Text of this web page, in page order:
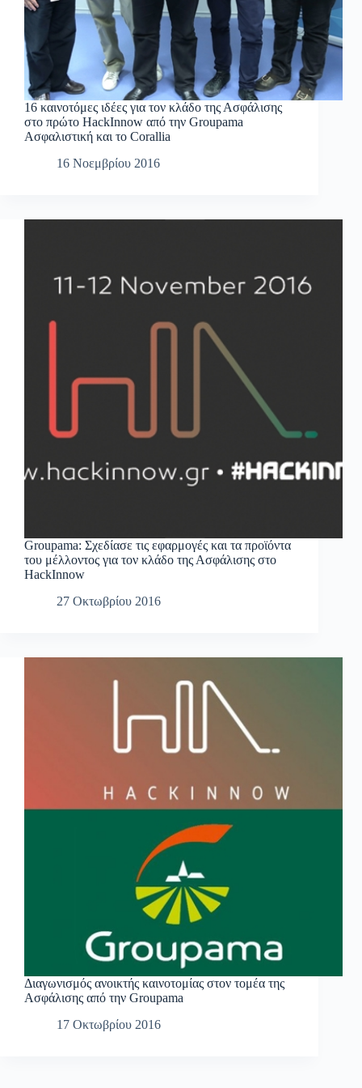
16 καινοτόμες ιδέες για τον κλάδο της Ασφάλισης
στο πρώτο HackInnow από την Groupama
Ασφαλιστική και το Corallia
16 Νοεμβρίου 2016
Groupama: Σχεδίασε τις εφαρμογές και τα προϊόντα
του μέλλοντος για τον κλάδο της Ασφάλισης στο
HackInnow
27 Οκτωβρίου 2016
Διαγωνισμός ανοικτής καινοτομίας στον τομέα της
Ασφάλισης από την Groupama
17 Οκτωβρίου 2016